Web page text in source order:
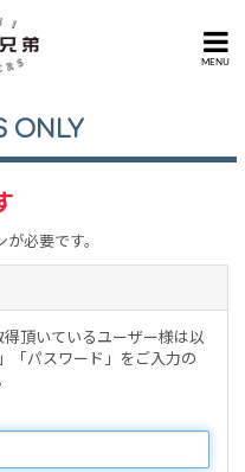
MENU
ONLY
必要です。
頂いているユーザー様は以
「パスワード」をご入力の